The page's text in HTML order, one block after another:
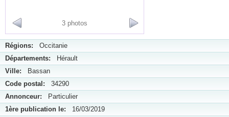
3 photos
Régions: Occitanie
Départements: Hérault
Ville: Bassan
Code postal: 34290
Annonceur: Particulier
1ère publication le: 16/03/2019